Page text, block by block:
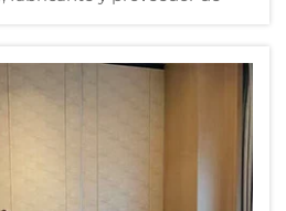
Jiangsu, para conmemorar
El evento reunió...